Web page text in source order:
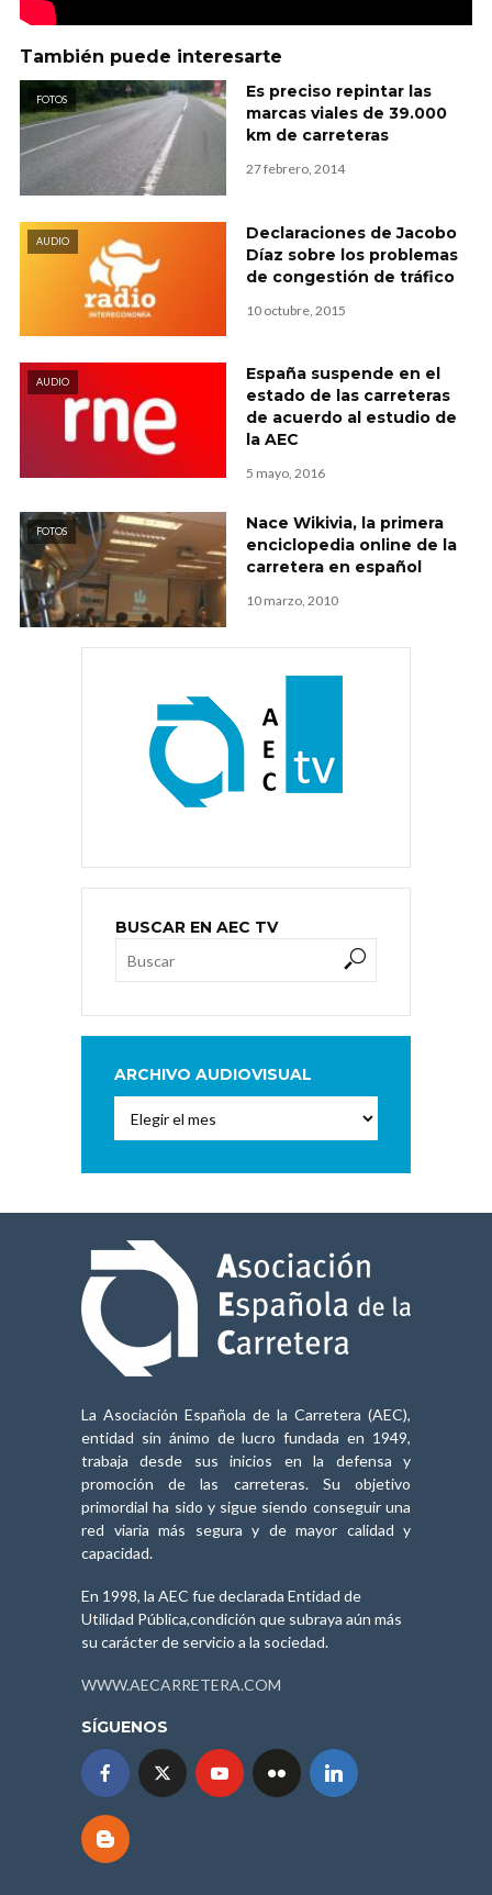
También puede interesarte
FOTOS
Es preciso repintar las
marcas viales de 39.000
km de carreteras
27 febrero, 2014
AUDIO
Declaraciones de Jacobo
Díaz sobre los problemas
de congestión de tráfico
10 octubre, 2015
AUDIO
España suspende en el
estado de las carreteras
de acuerdo al estudio de
la AEC
5 mayo, 2016
FOTOS
Nace Wikivia, la primera
enciclopedia online de la
carretera en español
10 marzo, 2010
BUSCAR EN AEC TV
ARCHIVO AUDIOVISUAL
Audiovisual
La Asociación Española de la Carretera (AEC),
entidad sin ánimo de lucro fundada en 1949,
trabaja desde sus inicios en la defensa y
promoción de las carreteras. Su objetivo
primordial ha sido y sigue siendo conseguir una
red viaria más segura y de mayor calidad y
capacidad.
En 1998, la AEC fue declarada Entidad de
Utilidad Pública,condición que subraya aún más
su carácter de servicio a la sociedad.
WWW.AECARRETERA.COM
SÍGUENOS